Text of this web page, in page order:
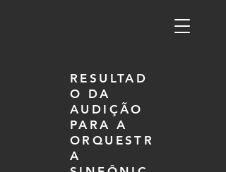
RESULTAD
O DA
AUDIÇÃO
PARA A
ORQUESTR
A